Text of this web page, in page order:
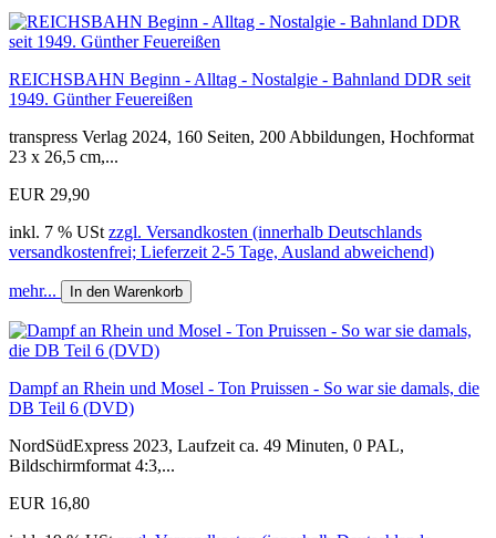
REICHSBAHN Beginn - Alltag - Nostalgie - Bahnland DDR seit
1949. Günther Feuereißen
transpress Verlag 2024, 160 Seiten, 200 Abbildungen, Hochformat
23 x 26,5 cm,...
EUR 29,90
inkl. 7 % USt zzgl. Versandkosten (innerhalb Deutschlands
versandkostenfrei; Lieferzeit 2-5 Tage, Ausland abweichend)
mehr... In den Warenkorb
Dampf an Rhein und Mosel - Ton Pruissen - So war sie damals, die
DB Teil 6 (DVD)
NordSüdExpress 2023, Laufzeit ca. 49 Minuten, 0 PAL,
Bildschirmformat 4:3,...
EUR 16,80